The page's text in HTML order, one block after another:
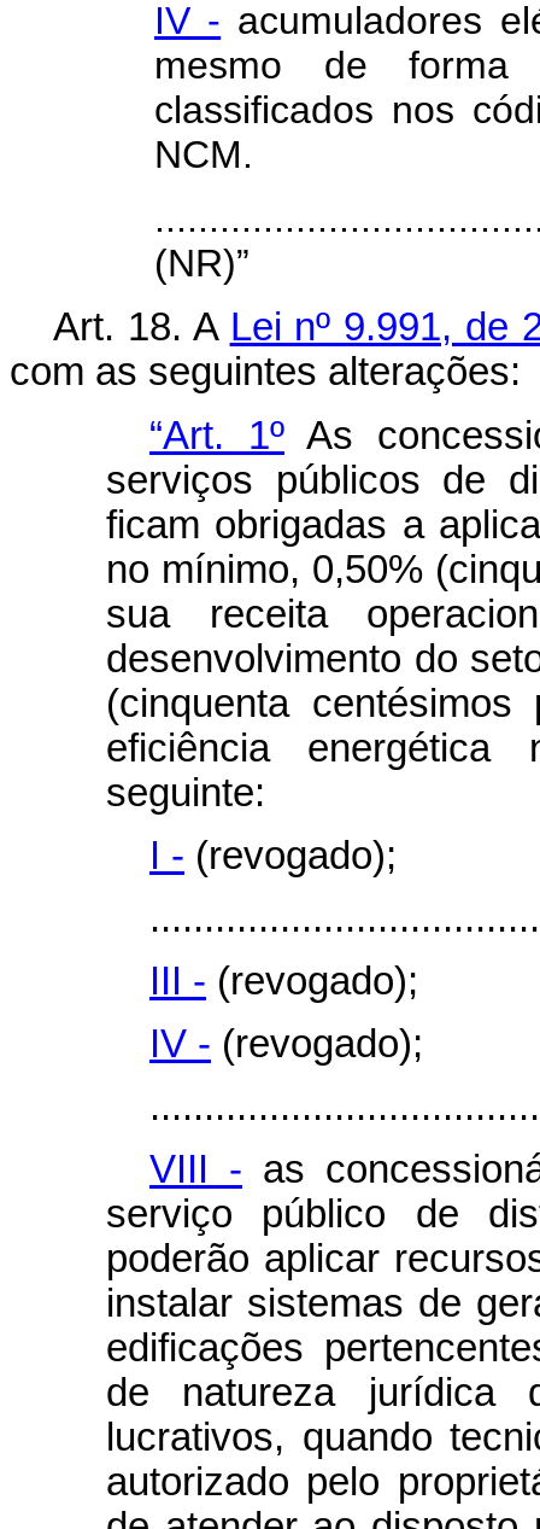
IV - acumuladores
mesmo de forma
classificados nos
NCM.
(NR)”
Art. 18. A Lei nº 9.991, de
com as seguintes alterações:
“Art. 1º As
serviços públicos de
ficam obrigadas a
no mínimo, 0,50%
sua receita
desenvolvimento do
(cinquenta
eficiência
seguinte:
I - (revogado);
III - (revogado);
IV - (revogado);
VIII - as
serviço público de
poderão aplicar
instalar sistemas de
edificações
de natureza jurídica
lucrativos, quando
autorizado pelo